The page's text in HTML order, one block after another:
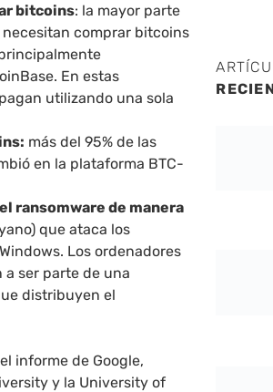
bitcoins: la mayor parte
comprar bitcoins
En estas
utilizando una sola
más del 95% de las
en la plataforma BTC-
ransomware de manera
que ataca los
Los ordenadores
ser parte de una
distribuyen el
informe de Google,
y la University of